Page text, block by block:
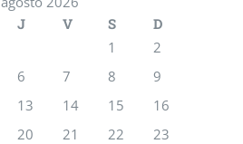
J V S
D
1
2
6 7 8
9
13 14 15
16
20 21 22
23